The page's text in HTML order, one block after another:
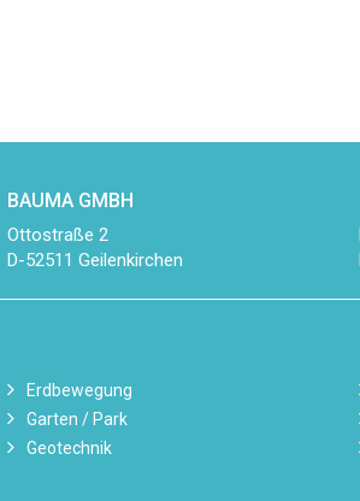
BAUMA GMBH
Ottostraße 2
D-52511 Geilenkirchen
Erdbewegung
Garten / Park
Geotechnik